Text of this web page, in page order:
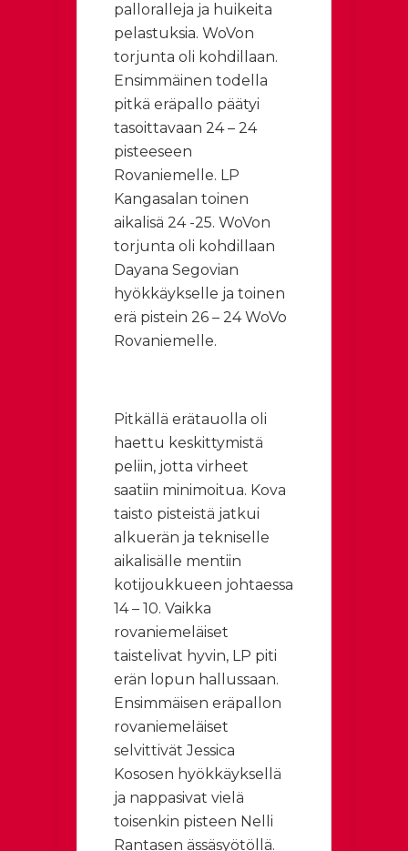
palloralleja ja huikeita
pelastuksia. WoVon
torjunta oli kohdillaan.
Ensimmäinen todella
pitkä eräpallo päätyi
tasoittavaan 24 – 24
pisteeseen
Rovaniemelle. LP
Kangasalan toinen
aikalisä 24 -25. WoVon
torjunta oli kohdillaan
Dayana Segovian
hyökkäykselle ja toinen
erä pistein 26 – 24 WoVo
Rovaniemelle.
Pitkällä erätauolla oli
haettu keskittymistä
peliin, jotta virheet
saatiin minimoitua. Kova
taisto pisteistä jatkui
alkuerän ja tekniselle
aikalisälle mentiin
kotijoukkueen johtaessa
14 – 10. Vaikka
rovaniemeläiset
taistelivat hyvin, LP piti
erän lopun hallussaan.
Ensimmäisen eräpallon
rovaniemeläiset
selvittivät Jessica
Kososen hyökkäyksellä
ja nappasivat vielä
toisenkin pisteen Nelli
Rantasen ässäsyötöllä.